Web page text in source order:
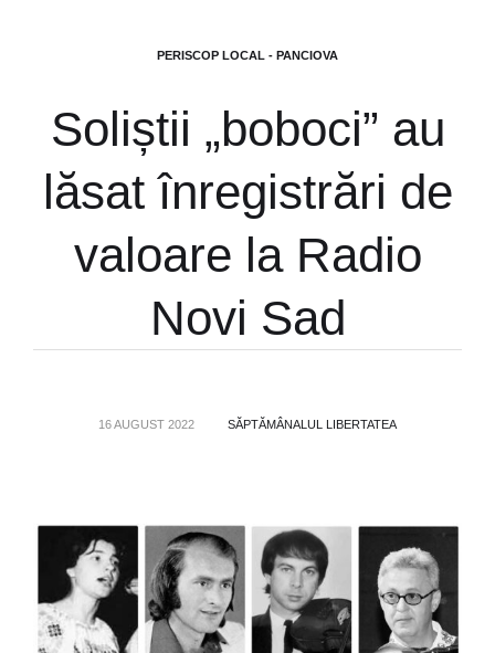
PERISCOP LOCAL - PANCIOVA
Soliștii „boboci” au
lăsat înregistrări de
valoare la Radio
Novi Sad
16 AUGUST 2022 SĂPTĂMÂNALUL LIBERTATEA